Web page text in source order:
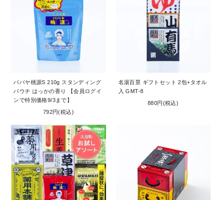
パパヤ桃源S 210g スタンディング
パウチ はっかの香り 【会員ログイ
ンで特別価格9/3まで】
792円(税込)
名湯百景 ギフトセット 2包+タオル
入 GMT-8
880円(税込)